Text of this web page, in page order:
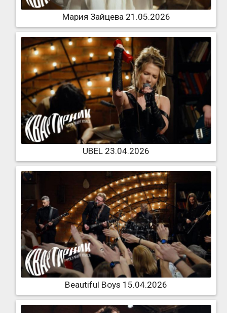
Мария Зайцева 21.05.2026
UBEL 23.04.2026
Beautiful Boys 15.04.2026